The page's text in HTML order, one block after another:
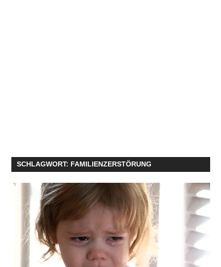
SCHLAGWORT: FAMILIENZERSTÖRUNG